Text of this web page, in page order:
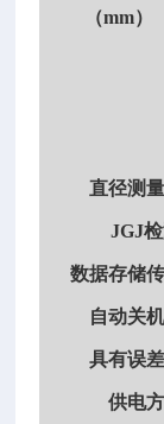
（mm）
直径测
JGJ检
数据存储
自动关
具有误
供电